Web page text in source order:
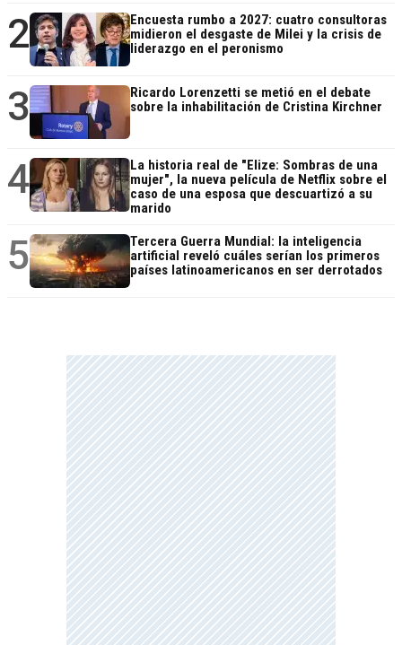
2
Encuesta rumbo a 2027: cuatro consultoras
midieron el desgaste de Milei y la crisis de
liderazgo en el peronismo
3
Ricardo Lorenzetti se metió en el debate
sobre la inhabilitación de Cristina Kirchner
4
La historia real de "Elize: Sombras de una
mujer", la nueva película de Netflix sobre el
caso de una esposa que descuartizó a su
marido
5
Tercera Guerra Mundial: la inteligencia
artificial reveló cuáles serían los primeros
países latinoamericanos en ser derrotados